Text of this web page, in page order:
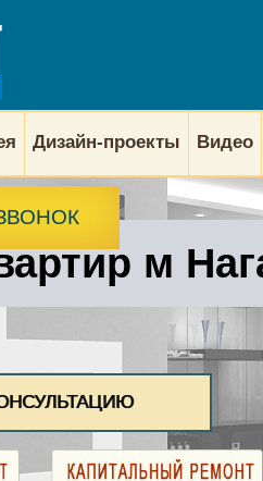
Дизайн-проекты Видео
м